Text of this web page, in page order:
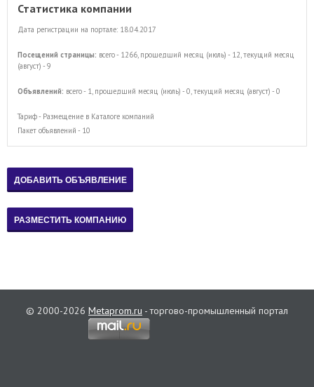
Статистика компании
Дата регистрации на портале: 18.04.2017
Посещений страницы: всего - 1266, прошедший месяц (июль) - 12, текущий месяц
(август) - 9
Объявлений: всего - 1, прошедший месяц (июль) - 0, текущий месяц (август) - 0
Тариф - Размещение в Каталоге компаний
Пакет объявлений - 10
© 2000-2026 Metaprom.ru - торгово-промышленный портал